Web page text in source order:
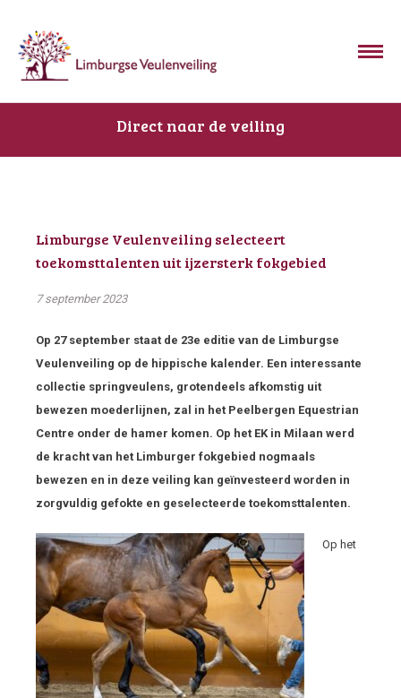
Direct naar de veiling
Limburgse Veulenveiling selecteert
toekomsttalenten uit ijzersterk fokgebied
7 september 2023
Op 27 september staat de 23e editie van de Limburgse
Veulenveiling op de hippische kalender. Een interessante
collectie springveulens, grotendeels afkomstig uit
bewezen moederlijnen, zal in het Peelbergen Equestrian
Centre onder de hamer komen. Op het EK in Milaan werd
de kracht van het Limburger fokgebied nogmaals
bewezen en in deze veiling kan geïnvesteerd worden in
zorgvuldig gefokte en geselecteerde toekomsttalenten.
Op het